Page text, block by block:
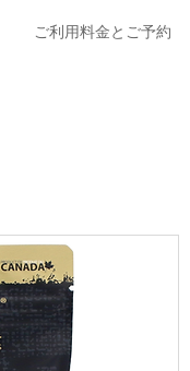
ご利用料金とご予約